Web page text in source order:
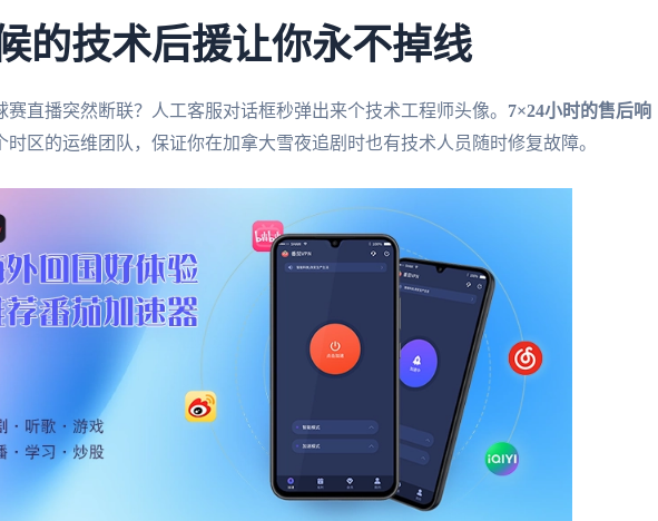
的技术后援让你永不掉线
赛直播突然断联？人工客服对话框秒弹出来个技术工程师头像。 7×24小时的售后响
时区的运维团队，保证你在加拿大雪夜追剧时也有技术人员随时修复故障。